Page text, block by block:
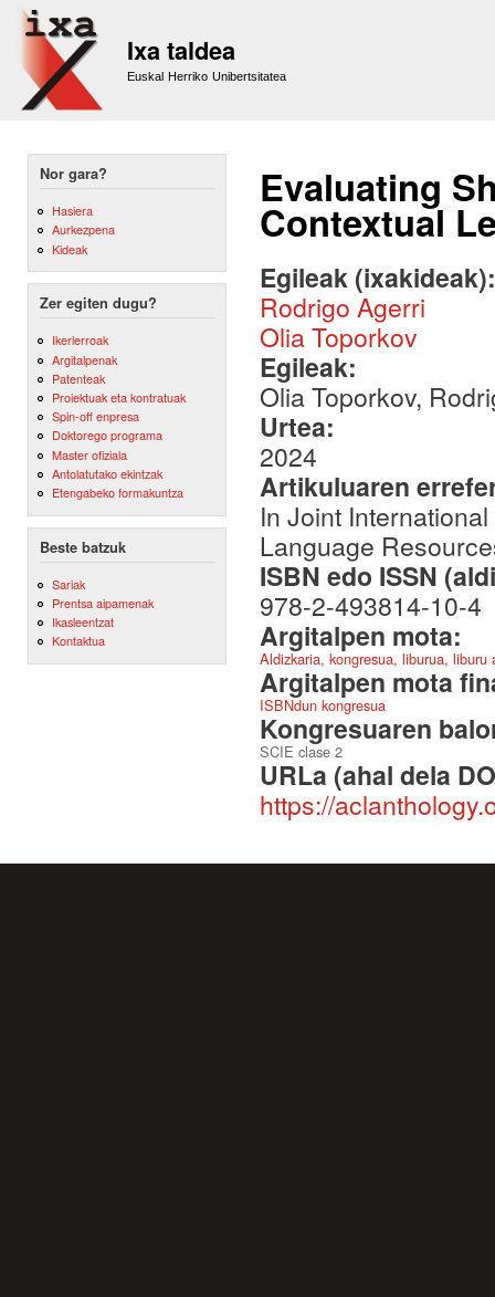
Ixa taldea
Euskal Herriko Unibertsitatea
Nor gara?
Hasiera
Aurkezpena
Kideak
Zer egiten dugu?
Ikerlerroak
Argitalpenak
Patenteak
Proiektuak eta kontratuak
Spin-off enpresa
Doktorego programa
Master ofiziala
Antolatutako ekintzak
Etengabeko formakuntza
Beste batzuk
Sariak
Prentsa aipamenak
Ikasleentzat
Kontaktua
Evaluating
Contextual
Egileak
Rodrigo Agerri
Olia Toporkov
Egileak:
Olia Toporkov,
Urtea:
2024
Artikuluaren
In Joint
Language
ISBN edo ISSN
978-2-493814-10-4
Argitalpen mota:
Aldizkaria, kongresua, liburua,
Argitalpen mota
ISBNdun kongresua
Kongresuaren
SCIE clase 2
URLa (ahal dela
https://